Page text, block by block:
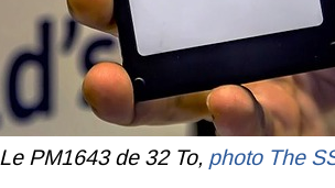
Le PM1643 de 32 To, photo The